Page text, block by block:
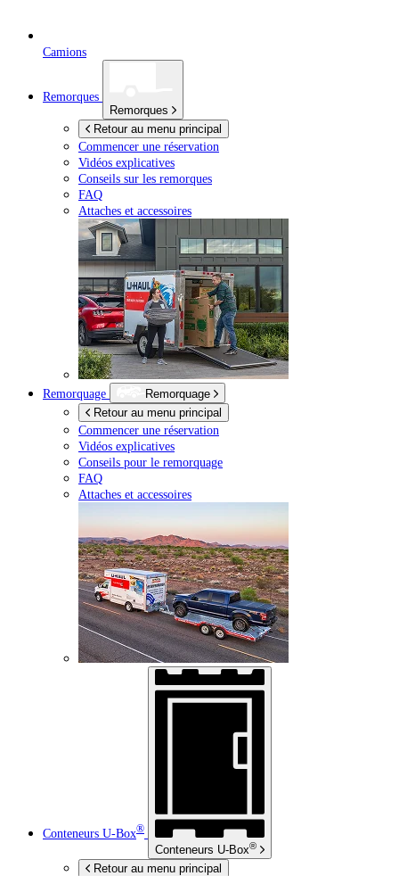
Camions
Remorques
Remorques
Retour au menu principal
Commencer une réservation
Vidéos explicatives
Conseils sur les remorques
FAQ
Attaches et accessoires
Remorquage
Remorquage
Retour au menu principal
Commencer une réservation
Vidéos explicatives
Conseils pour le remorquage
FAQ
Attaches et accessoires
Conteneurs U-Box®
Conteneurs U-Box®
Retour au menu principal